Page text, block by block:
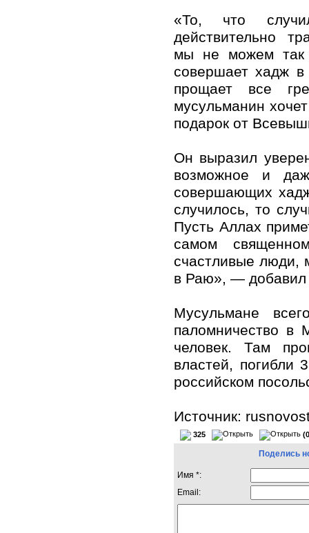
«То, что
действительно
мы не можем так
совершает хадж
прощает все
мусульманин
подарок от
Он выразил
возможное и
совершающих
случилось, то
Пусть Аллах
самом
счастливые люди,
в Раю», — добавил
Мусульмане
паломничество в
человек. Там
властей, погибли
российском
Источник:
325
Поделись
Имя *:
Email: